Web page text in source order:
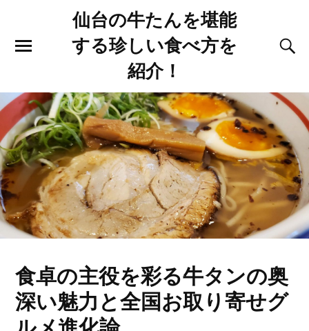
仙台の牛たんを堪能
する珍しい食べ方を
紹介！
食卓の主役を彩る牛タンの奥
深い魅力と全国お取り寄せグ
ルメ進化論